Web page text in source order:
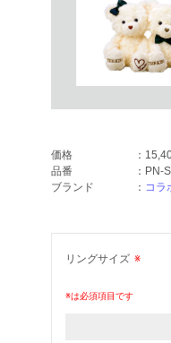
価格 ：
品番
： PN-
ブランド
： コラ
リングサイズ ※
※は必須項目です